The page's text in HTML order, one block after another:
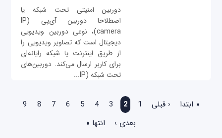
دوربین امنیتی تحت شبکه یا
اصطلاحا دوربین آی‌پی (IP
camera)، نوعی دوربین ویدیویی
دیجیتال است که تصاویر ویدیویی را
از طریق اینترنت یا شبکه رایانه‌ای
برای کاربر ارسال می‌کند. دوربین‌های
تحت شبکه (IP...
« ابتدا ‹ قبلی 1
2
3
4
5
6
7
8
9
بعدی ›
انتها »